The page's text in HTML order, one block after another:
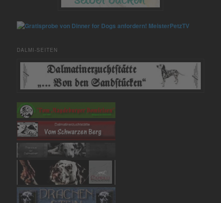
MeisterPetzTV
DALMI-SEITEN